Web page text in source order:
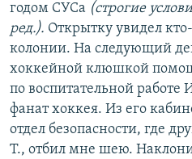
годом СУСа (строгие
ред.). Открытку увидел
колонии. На следующий
хоккейной клюшкой
по воспитательной
фанат хоккея. Из его
отдел безопасности, где
Т., отбил мне шею.